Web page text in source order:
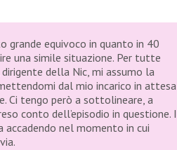
grande equivoco in quanto in 40
una simile situazione. Per tutte
della Nic, mi assumo la
dal mio incarico in attesa
Ci tengo però a sottolineare, a
conto dell’episodio in questione. I
nel momento in cui